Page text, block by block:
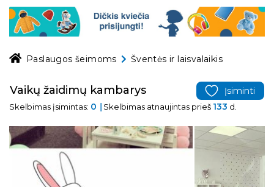
Paslaugos šeimoms Šventės ir laisvalaikis
Vaikų žaidimų kambarys Įsiminti
Skelbimas įsimintas: 0 Skelbimas atnaujintas prieš 133 d.